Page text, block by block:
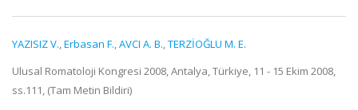
YAZISIZ V.,Erbasan F.,AVCI A. B.,TERZİOĞLU M. E.
Ulusal Romatoloji Kongresi 2008, Antalya, Türkiye, 11 - 15 Ekim 2008,
ss.111, (Tam Metin Bildiri)